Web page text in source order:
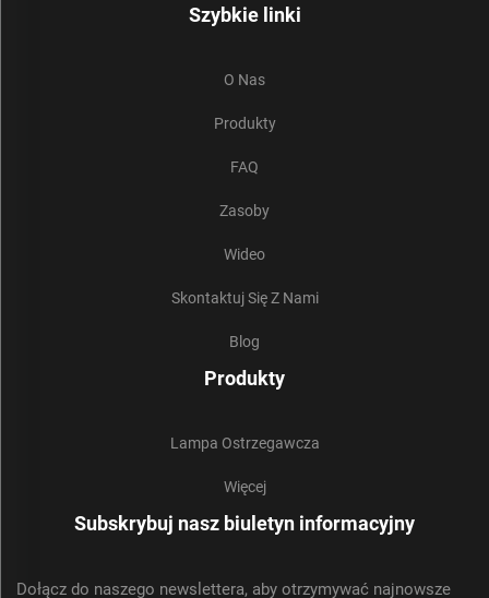
Szybkie linki
O Nas
Produkty
FAQ
Zasoby
Wideo
Skontaktuj Się Z Nami
Blog
Produkty
Lampa Ostrzegawcza
Więcej
Subskrybuj nasz biuletyn informacyjny
Dołącz do naszego newslettera, aby otrzymywać najnowsze